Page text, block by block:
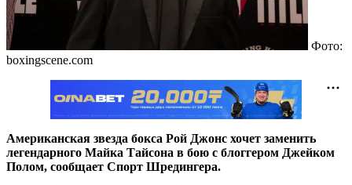
Фото:
boxingscene.com
Американская звезда бокса Рой Джонс хочет заменить
легендарного Майка Тайсона в бою с блоггером Джейком
Полом, сообщает Спорт Шредингера.